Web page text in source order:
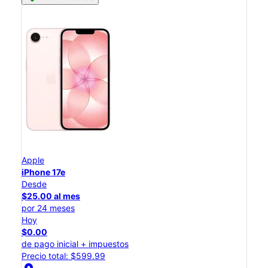
Apple
iPhone 17e
Desde
$25.00 al mes
por 24 meses
Hoy
$0.00
de pago inicial + impuestos
Precio total: $599.99